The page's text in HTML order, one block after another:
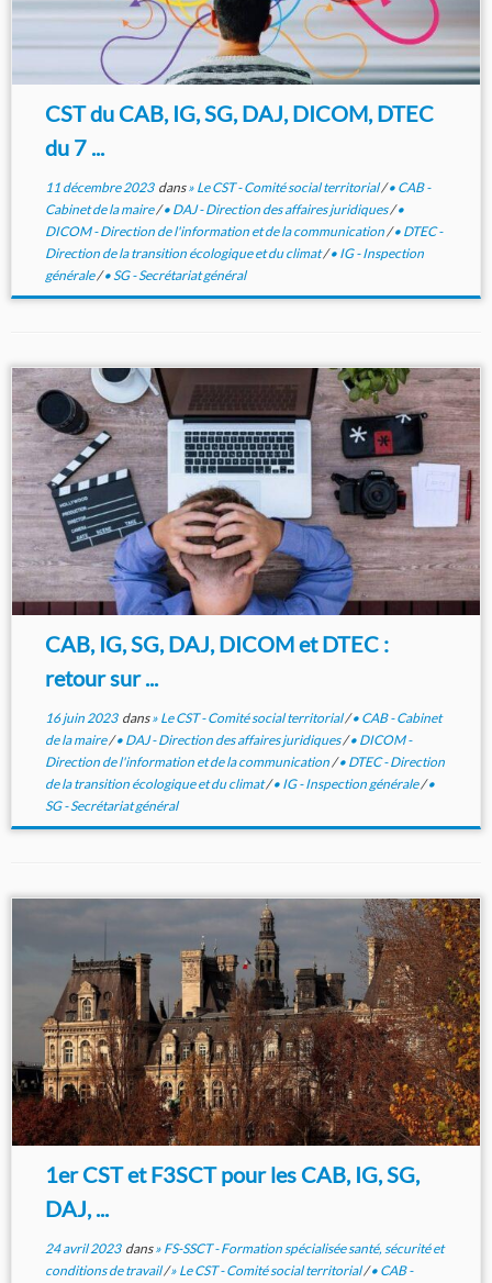
CST du CAB, IG, SG, DAJ, DICOM, DTEC
du 7 ...
11 décembre 2023dans» Le CST - Comité social territorial/• CAB -
Cabinet de la maire/• DAJ - Direction des affaires juridiques/•
DICOM - Direction de l'information et de la communication/• DTEC -
Direction de la transition écologique et du climat/• IG - Inspection
générale/• SG - Secrétariat général
CAB, IG, SG, DAJ, DICOM et DTEC :
retour sur ...
16 juin 2023dans» Le CST - Comité social territorial/• CAB - Cabinet
de la maire/• DAJ - Direction des affaires juridiques/• DICOM -
Direction de l'information et de la communication/• DTEC - Direction
de la transition écologique et du climat/• IG - Inspection générale/•
SG - Secrétariat général
1er CST et F3SCT pour les CAB, IG, SG,
DAJ, ...
24 avril 2023dans» FS-SSCT - Formation spécialisée santé, sécurité et
conditions de travail/» Le CST - Comité social territorial/• CAB -